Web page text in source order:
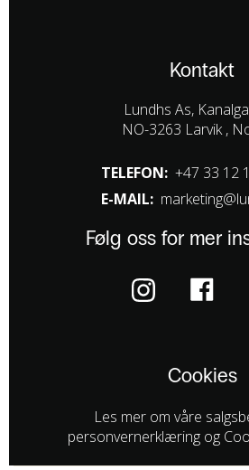
Kontakt
Lundhs As,
NO-3263 Larvik ,
TELEFON: +47 33 12
E-MAIL:
Følg oss for mer
Cookies
Les mer om våre
personvernerklæring og